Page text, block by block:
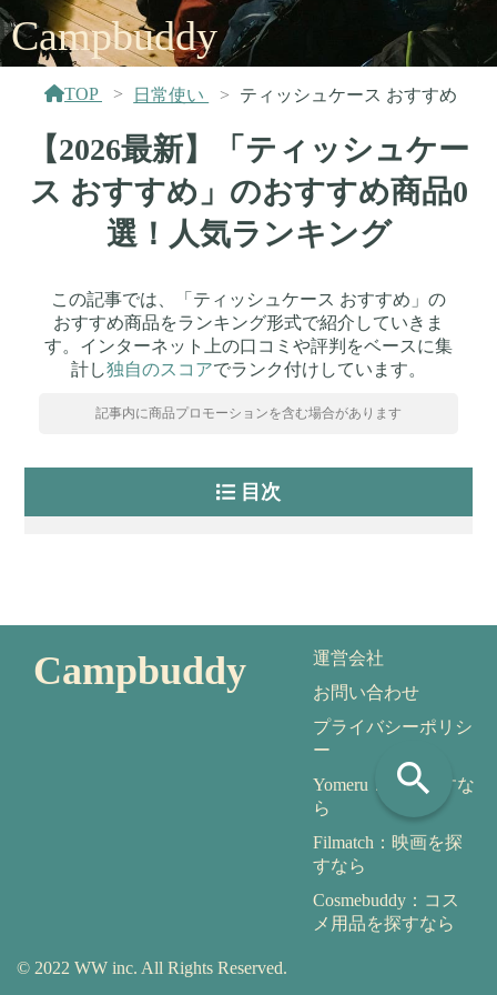
Campbuddy
TOP 日常使い ティッシュケース おすすめ
【2026最新】「ティッシュケー
ス おすすめ」のおすすめ商品0
選！人気ランキング
この記事では、「ティッシュケース おすすめ」の
おすすめ商品をランキング形式で紹介していきま
す。インターネット上の口コミや評判をベースに集
計し独自のスコアでランク付けしています。
記事内に商品プロモーションを含む場合があります
目次
search
Campbuddy
運営会社
お問い合わせ
プライバシーポリシ
ー
Yomeru：本を探すな
ら
Filmatch：映画を探
すなら
Cosmebuddy：コス
メ用品を探すなら
© 2022 WW inc. All Rights Reserved.